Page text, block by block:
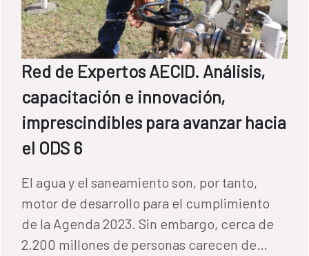
Red de Expertos AECID. Análisis,
capacitación e innovación,
imprescindibles para avanzar hacia
el ODS 6
El agua y el saneamiento son, por tanto,
motor de desarrollo para el cumplimiento
de la Agenda 2023. Sin embargo, cerca de
2.200 millones de personas carecen de